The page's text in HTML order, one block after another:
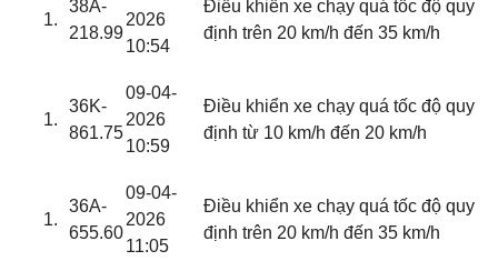
38A-
218.99
2026
10:54
Điều khiển xe chạy quá tốc độ quy
định trên 20 km/h đến 35 km/h
36K-
861.75
09-04-
2026
10:59
Điều khiển xe chạy quá tốc độ quy
định từ 10 km/h đến 20 km/h
36A-
655.60
09-04-
2026
11:05
Điều khiển xe chạy quá tốc độ quy
định trên 20 km/h đến 35 km/h